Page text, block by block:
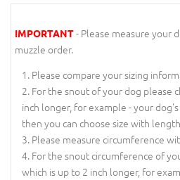
IMPORTANT- Please measure your
muzzle order.
Please compare your sizing
For the snout of your dog please
inch longer, for example - your
then you can choose size with
Please measure circumference
For the snout circumference of
which is up to 2 inch longer, for